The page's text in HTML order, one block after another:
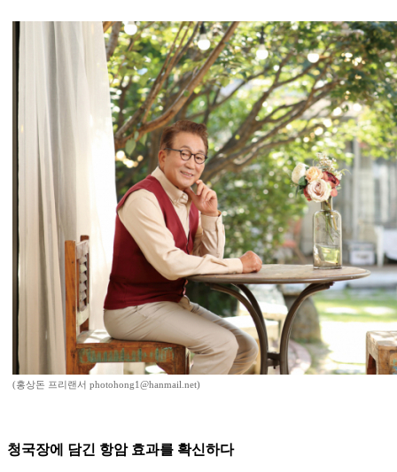
(홍상돈 프리랜서 photohong1@hanmail.net)
청국장에 담긴 항암 효과를 확신하다